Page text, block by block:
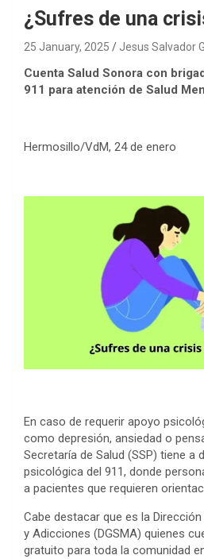
¿Sufres de una
25 January, 2025 Jesus Salvador
Cuenta Salud Sonora con
911 para atención de Salud
Hermosillo/VdM, 24 de enero
En caso de requerir apoyo
como depresión, ansiedad o
Secretaría de Salud (SSP) tiene a
psicológica del 911, donde
a pacientes que requieren
Cabe destacar que es la Dirección
y Adicciones (DGSMA) quienes
gratuito para toda la comunidad